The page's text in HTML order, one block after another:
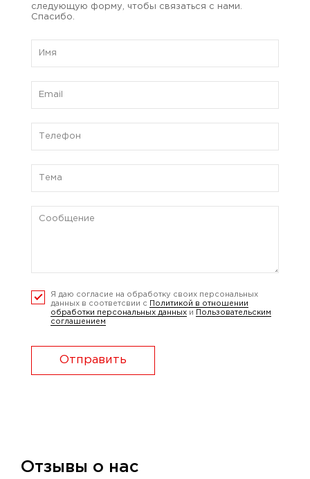
следующую форму, чтобы связаться с нами.
Спасибо.
Я даю согласие на обработку своих персональных
данных в соответсвии с
Политикой в отношении
обработки персональных данных и
Пользовательским
соглашением
Отправить
Отзывы о нас